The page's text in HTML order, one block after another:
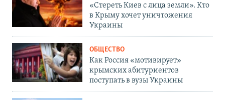
«Стереть Киев с лица земли». Кто
в Крыму хочет уничтожения
Украины
ОБЩЕСТВО
Как Россия «мотивирует»
крымских абитуриентов
поступать в вузы Украины